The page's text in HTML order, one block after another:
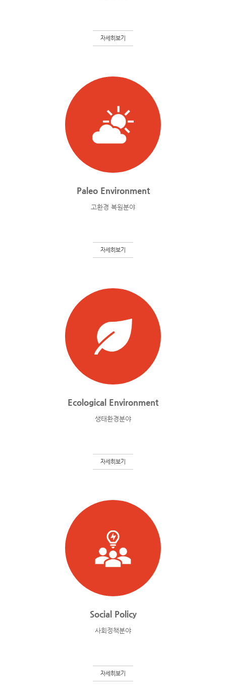
자세히보기
Paleo Environment
고환경 복원분야
자세히보기
Ecological Environment
생태환경분야
자세히보기
Social Policy
사회정책분야
자세히보기